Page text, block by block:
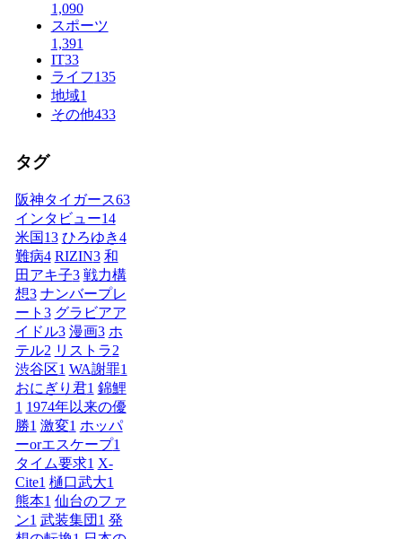
1,090
スポーツ
1,391
IT33
ライフ135
地域1
その他433
タグ
阪神タイガース63
インタビュー14
米国13 ひろゆき4
難病4 RIZIN3 和
田アキ子3 戦力構
想3 ナンバープレ
ート 3 グラビアア
イドル3 漫画3 ホ
テル2 リストラ2
渋谷区1 WA謝罪1
おにぎり君1 錦鯉
1 1974年以来の優
勝1 激変1 ホッパ
ーorエスケープ1
タイム要求1 X-
Cite1 樋口武大1
熊本1 仙台のファ
ン1 武装集団 1 発